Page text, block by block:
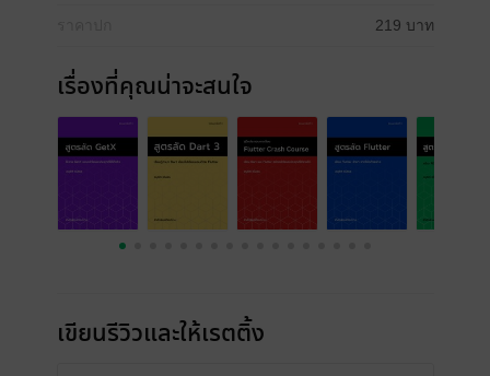
219 บาท
เรื่องที่คุณน่าจะสนใจ
เขียนรีวิวและให้เรตติ้ง